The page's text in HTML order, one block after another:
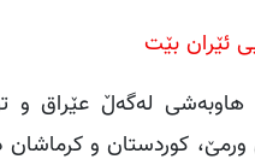
ئێران بێت
کیلۆمەتر سنووری هاوبەشی
ورمێ، کوردستان و